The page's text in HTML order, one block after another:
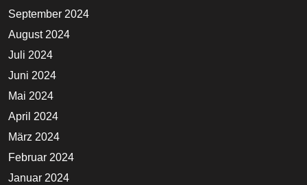
September 2024
August 2024
Juli 2024
Juni 2024
Mai 2024
April 2024
März 2024
Februar 2024
Januar 2024